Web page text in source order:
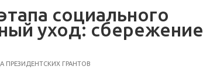
социального
уход: сбережение
ГРАНТОВ